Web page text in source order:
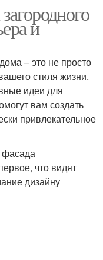
и
– это не просто
стиля жизни.
идеи для
вам создать
привлекательное
фасада
что видят
дизайну